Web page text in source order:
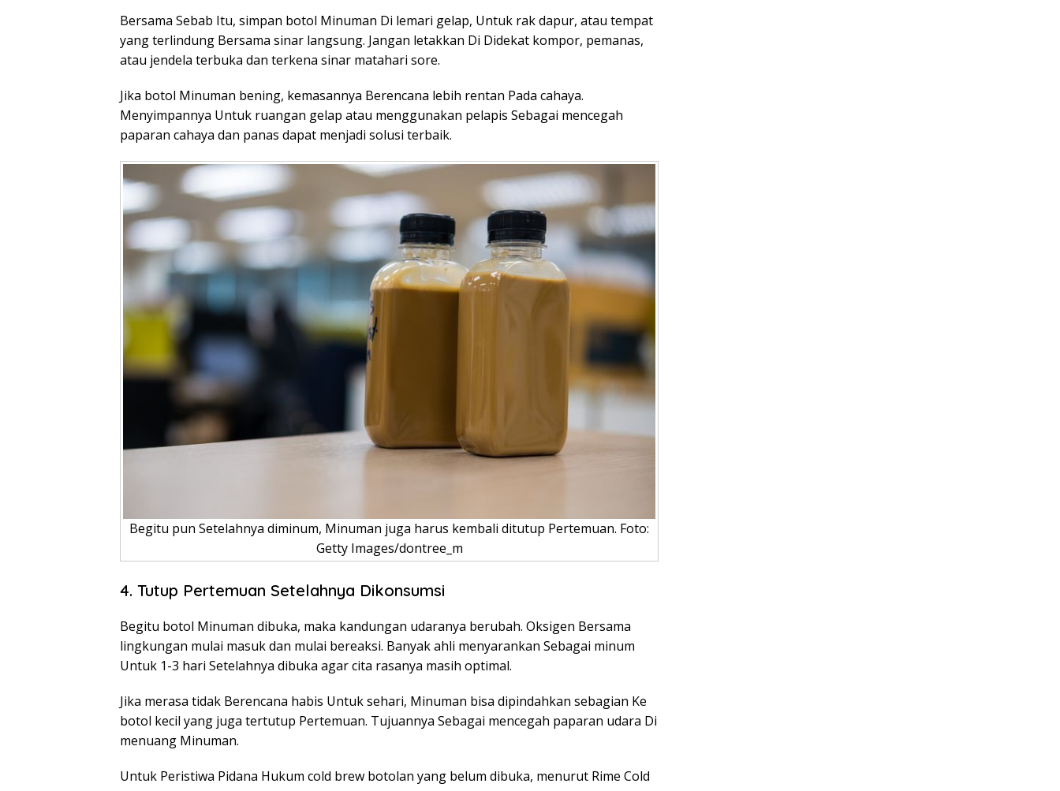
Bersama Sebab Itu, simpan botol Minuman Di lemari gelap, Untuk rak dapur, atau tempat
yang terlindung Bersama sinar langsung. Jangan letakkan Di Didekat kompor, pemanas,
atau jendela terbuka dan terkena sinar matahari sore.
Jika botol Minuman bening, kemasannya Berencana lebih rentan Pada cahaya.
Menyimpannya Untuk ruangan gelap atau menggunakan pelapis Sebagai mencegah
paparan cahaya dan panas dapat menjadi solusi terbaik.
Begitu pun Setelahnya diminum, Minuman juga harus kembali ditutup Pertemuan. Foto:
Getty Images/dontree_m
4. Tutup Pertemuan Setelahnya Dikonsumsi
Begitu botol Minuman dibuka, maka kandungan udaranya berubah. Oksigen Bersama
lingkungan mulai masuk dan mulai bereaksi. Banyak ahli menyarankan Sebagai minum
Untuk 1-3 hari Setelahnya dibuka agar cita rasanya masih optimal.
Jika merasa tidak Berencana habis Untuk sehari, Minuman bisa dipindahkan sebagian Ke
botol kecil yang juga tertutup Pertemuan. Tujuannya Sebagai mencegah paparan udara Di
menuang Minuman.
Untuk Peristiwa Pidana Hukum cold brew botolan yang belum dibuka, menurut Rime Cold